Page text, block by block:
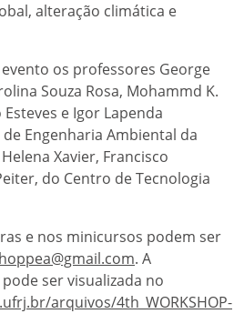
alteração climática e
os professores George
Souza Rosa, Mohammd K.
e Igor Lapenda
Engenharia Ambiental da
Helena Xavier, Francisco
do Centro de Tecnologia
e nos minicursos podem ser
. A
ser visualizada no
arquivos/4th_WORKSHOP-